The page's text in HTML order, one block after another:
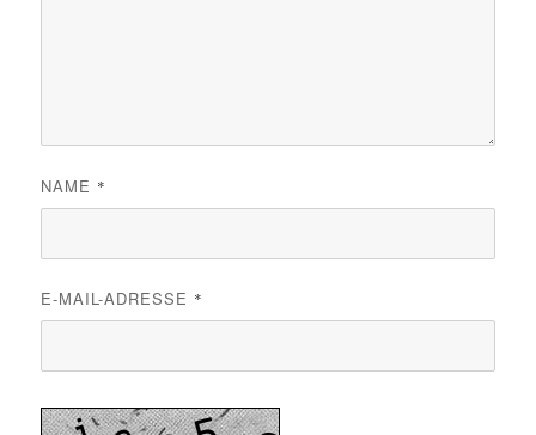
NAME *
E-MAIL-ADRESSE *